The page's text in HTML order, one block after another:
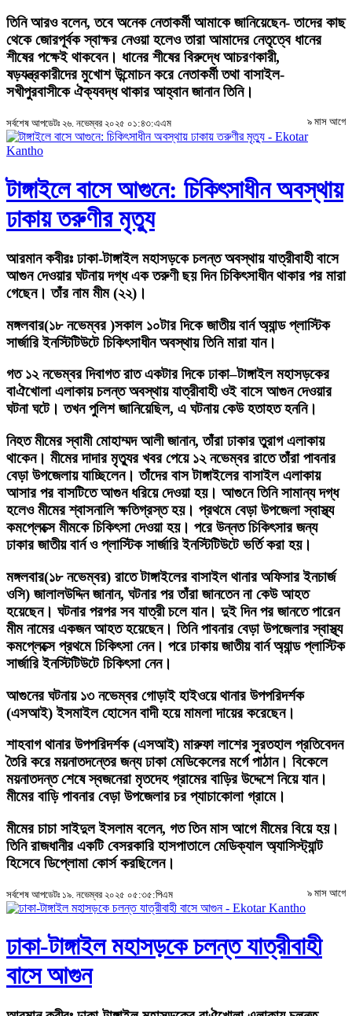
তিনি আরও বলেন, তবে অনেক নেতাকর্মী আমাকে জানিয়েছেন- তাদের কাছ
থেকে জোরপূর্বক স্বাক্ষর নেওয়া হলেও তারা আমাদের নেতৃত্বে ধানের
শীষের পক্ষেই থাকবেন। ধানের শীষের বিরুদ্ধে আচরণকারী,
ষড়যন্ত্রকারীদের মুখোশ উন্মোচন করে নেতাকর্মী তথা বাসাইল-
সখীপুরবাসীকে ঐক্যবদ্ধ থাকার আহ্বান জানান তিনি।
সর্বশেষ আপডেটঃ ২৬. নভেম্বর ২০২৫ ০১:৪৩:এএম ৯ মাস আগে
টাঙ্গাইলে বাসে আগুনে: চিকিৎসাধীন অবস্থায়
ঢাকায় তরুণীর মৃত্যু
আরমান কবীরঃ ঢাকা-টাঙ্গাইল মহাসড়কে চলন্ত অবস্থায় যাত্রীবাহী বাসে
আগুন দেওয়ার ঘটনায় দগ্ধ এক তরুণী ছয় দিন চিকিৎসাধীন থাকার পর মারা
গেছেন। তাঁর নাম মীম (২২)।
মঙ্গলবার(১৮ নভেম্বর )সকাল ১০টার দিকে জাতীয় বার্ন অ্যান্ড প্লাস্টিক
সার্জারি ইনস্টিটিউটে চিকিৎসাধীন অবস্থায় তিনি মারা যান।
গত ১২ নভেম্বর দিবাগত রাত একটার দিকে ঢাকা–টাঙ্গাইল মহাসড়কের
বাঐখোলা এলাকায় চলন্ত অবস্থায় যাত্রীবাহী ওই বাসে আগুন দেওয়ার
ঘটনা ঘটে। তখন পুলিশ জানিয়েছিল, এ ঘটনায় কেউ হতাহত হননি।
নিহত মীমের স্বামী মোহাম্মদ আলী জানান, তাঁরা ঢাকার তুরাগ এলাকায়
থাকেন। মীমের দাদার মৃত্যুর খবর পেয়ে ১২ নভেম্বর রাতে তাঁরা পাবনার
বেড়া উপজেলায় যাচ্ছিলেন। তাঁদের বাস টাঙ্গাইলের বাসাইল এলাকায়
আসার পর বাসটিতে আগুন ধরিয়ে দেওয়া হয়। আগুনে তিনি সামান্য দগ্ধ
হলেও মীমের শ্বাসনালি ক্ষতিগ্রস্ত হয়। প্রথমে বেড়া উপজেলা স্বাস্থ্য
কমপ্লেক্সে মীমকে চিকিৎসা দেওয়া হয়। পরে উন্নত চিকিৎসার জন্য
ঢাকার জাতীয় বার্ন ও প্লাস্টিক সার্জারি ইনস্টিটিউটে ভর্তি করা হয়।
মঙ্গলবার(১৮ নভেম্বর) রাতে টাঙ্গাইলের বাসাইল থানার অফিসার ইনচার্জ
ওসি) জালালউদ্দিন জানান, ঘটনার পর তাঁরা জানতেন না কেউ আহত
হয়েছেন। ঘটনার পরপর সব যাত্রী চলে যান। দুই দিন পর জানতে পারেন
মীম নামের একজন আহত হয়েছেন। তিনি পাবনার বেড়া উপজেলার স্বাস্থ্য
কমপ্লেক্সে প্রথমে চিকিৎসা নেন। পরে ঢাকায় জাতীয় বার্ন অ্যান্ড প্লাস্টিক
সার্জারি ইনস্টিটিউটে চিকিৎসা নেন।
আগুনের ঘটনায় ১৩ নভেম্বর গোড়াই হাইওয়ে থানার উপপরিদর্শক
(এসআই) ইসমাইল হোসেন বাদী হয়ে মামলা দায়ের করেছেন।
শাহবাগ থানার উপপরিদর্শক (এসআই) মারুফা লাশের সুরতহাল প্রতিবেদন
তৈরি করে ময়নাতদন্তের জন্য ঢাকা মেডিকেলের মর্গে পাঠান। বিকেলে
ময়নাতদন্ত শেষে স্বজনেরা মৃতদেহ গ্রামের বাড়ির উদ্দেশে নিয়ে যান।
মীমের বাড়ি পাবনার বেড়া উপজেলার চর প্যাচাকোলা গ্রামে।
মীমের চাচা সাইদুল ইসলাম বলেন, গত তিন মাস আগে মীমের বিয়ে হয়।
তিনি রাজধানীর একটি বেসরকারি হাসপাতালে মেডিক্যাল অ্যাসিস্ট্যান্ট
হিসেবে ডিপ্লোমা কোর্স করছিলেন।
সর্বশেষ আপডেটঃ ১৯. নভেম্বর ২০২৫ ০৫:৩৫:পিএম ৯ মাস আগে
ঢাকা-টাঙ্গাইল মহাসড়কে চলন্ত যাত্রীবাহী
বাসে আগুন